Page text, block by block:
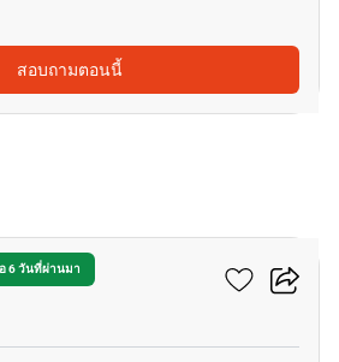
สอบถามตอนนี้
6 วันที่ผ่านมา